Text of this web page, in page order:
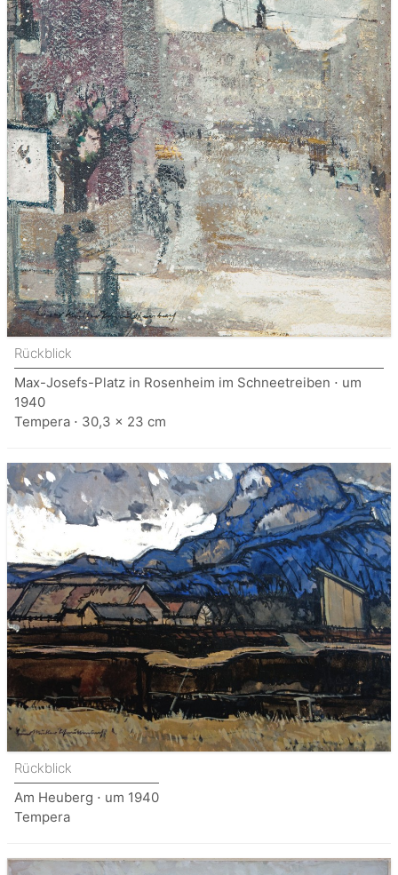
Rückblick
Max-Josefs-Platz in Rosenheim im Schneetreiben ⋅ um
1940
Tempera ⋅ 30,3 x 23 cm
Rückblick
Am Heuberg ⋅ um 1940
Tempera